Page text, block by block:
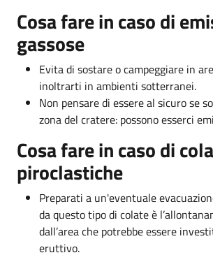
Cosa fare in caso di
gassose
Evita di sostare o campeggiare in
inoltrarti in ambienti sotterranei.
Non pensare di essere al sicuro se
zona del cratere: possono esserci
Cosa fare in caso di
piroclastiche
Preparati a un'eventuale
da questo tipo di colate è
dall’area che potrebbe essere
eruttivo.